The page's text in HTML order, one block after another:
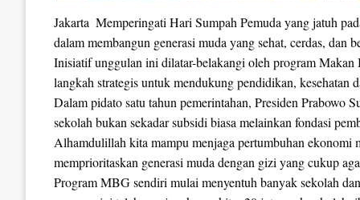
Jakarta  Memperingati Hari Sumpah Pemuda yang jatuh
dalam membangun generasi muda yang sehat, cerdas,
Inisiatif unggulan ini dilatar-belakangi oleh program
langkah strategis untuk mendukung pendidikan, kesehatan
Dalam pidato satu tahun pemerintahan, Presiden Prabowo
sekolah bukan sekadar subsidi biasa melainkan fondasi
Alhamdulillah kita mampu menjaga pertumbuhan ekonomi
memprioritaskan generasi muda dengan gizi yang cukup
Program MBG sendiri mulai menyentuh banyak sekolah